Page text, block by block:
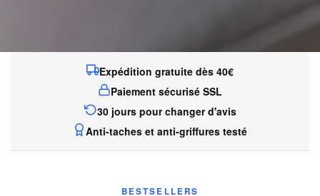
Expédition gratuite dès 40€
Paiement sécurisé SSL
30 jours pour changer d'avis
Anti-taches et anti-griffures testé
BESTSELLERS